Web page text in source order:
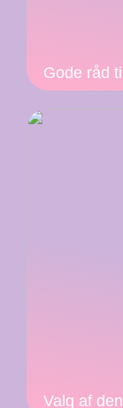
Gode råd
Valg af